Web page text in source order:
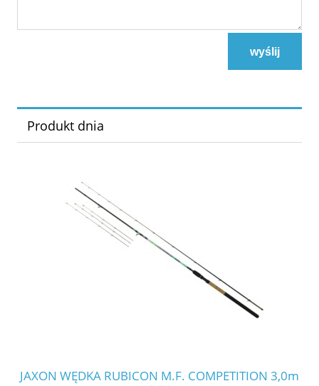
wyślij
Produkt dnia
JAXON WĘDKA RUBICON M.F. COMPETITION 3,0m